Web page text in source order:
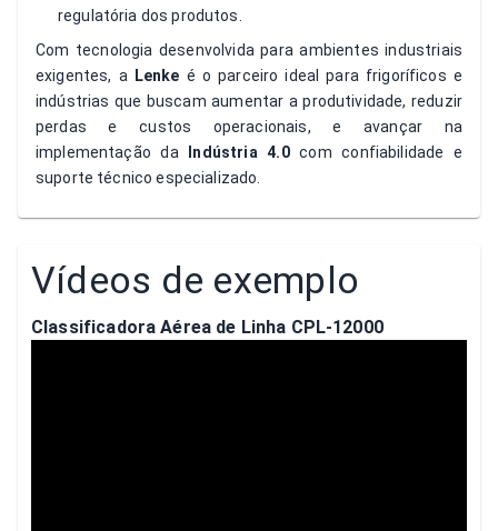
regulatória dos produtos.
Com tecnologia desenvolvida para ambientes industriais
exigentes, a
Lenke é o parceiro ideal para frigoríficos e
indústrias que buscam aumentar a produtividade, reduzir
perdas e custos operacionais, e avançar na
implementação da
Indústria 4.0com confiabilidade e
suporte técnico especializado.
Vídeos de exemplo
Classificadora Aérea de Linha CPL-12000